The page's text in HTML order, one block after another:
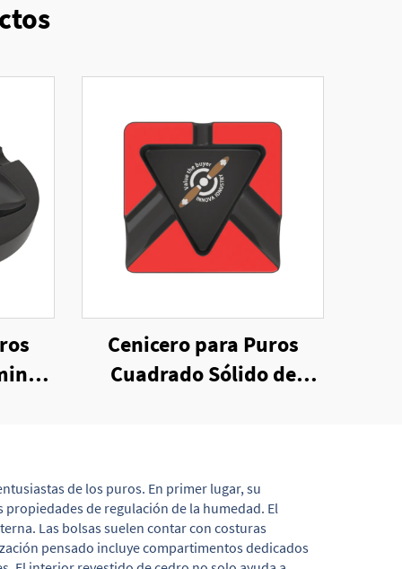
Cenicero para Puros
Cuadrado Sólido de
de los puros. En primer lugar, su
de regulación de la humedad. El
Las bolsas suelen contar con costuras
pensado incluye compartimentos dedicados